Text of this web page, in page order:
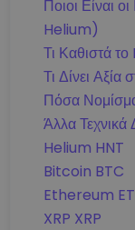
Ποιοι Είναι
Helium)
Τι Καθιστά
Τι Δίνει Αξία
Πόσα
Άλλα Τεχνικά
Helium HNT
Bitcoin BTC
Ethereum
XRP XRP